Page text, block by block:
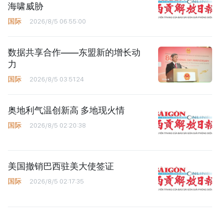
海啸威胁
国际 2026/8/5 06:55:00
数据共享合作——东盟新的增长动
力
国际 2026/8/5 03:51:24
奥地利气温创新高 多地现火情
国际 2026/8/5 02:20:38
美国撤销巴西驻美大使签证
国际 2026/8/5 02:17:35